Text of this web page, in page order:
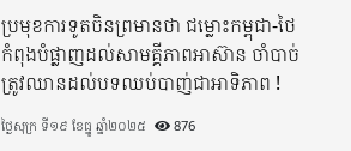
ប្រមុខការទូតចិនព្រមានថា ជម្លោះកម្ពុជា-ថៃ
កំពុងបំផ្លាញដល់សាមគ្គីភាពអាស៊ាន ចាំបាច់
ត្រូវឈានដល់បទឈប់បាញ់ជាអាទិភាព !
ថ្ងៃសុក្រ ទី១៩ ខែធ្នូ ឆ្នាំ២០២៥ 876